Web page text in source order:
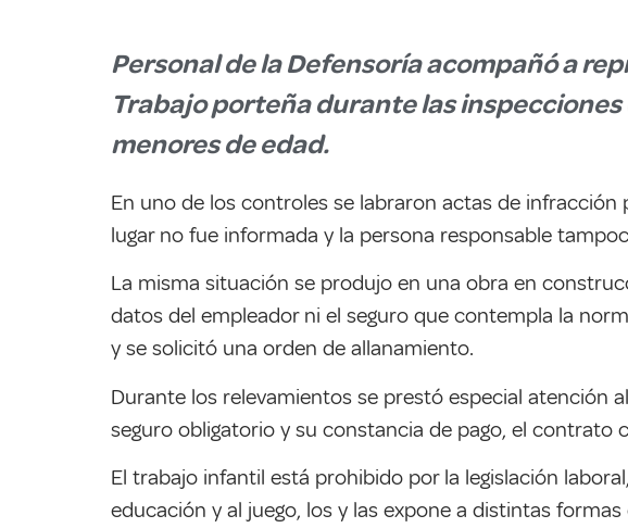
Personal de la Defensoría acompañó a
Trabajo porteña durante las
menores de edad.
En uno de los controles se labraron actas de
lugar no fue informada y la persona responsable
La misma situación se produjo en una obra en
datos del empleador ni el seguro que contempla la
y se solicitó una orden de allanamiento.
Durante los relevamientos se prestó especial atención
seguro obligatorio y su constancia de pago, el contrato
El trabajo infantil está prohibido por la legislación
educación y al juego, los y las expone a distintas